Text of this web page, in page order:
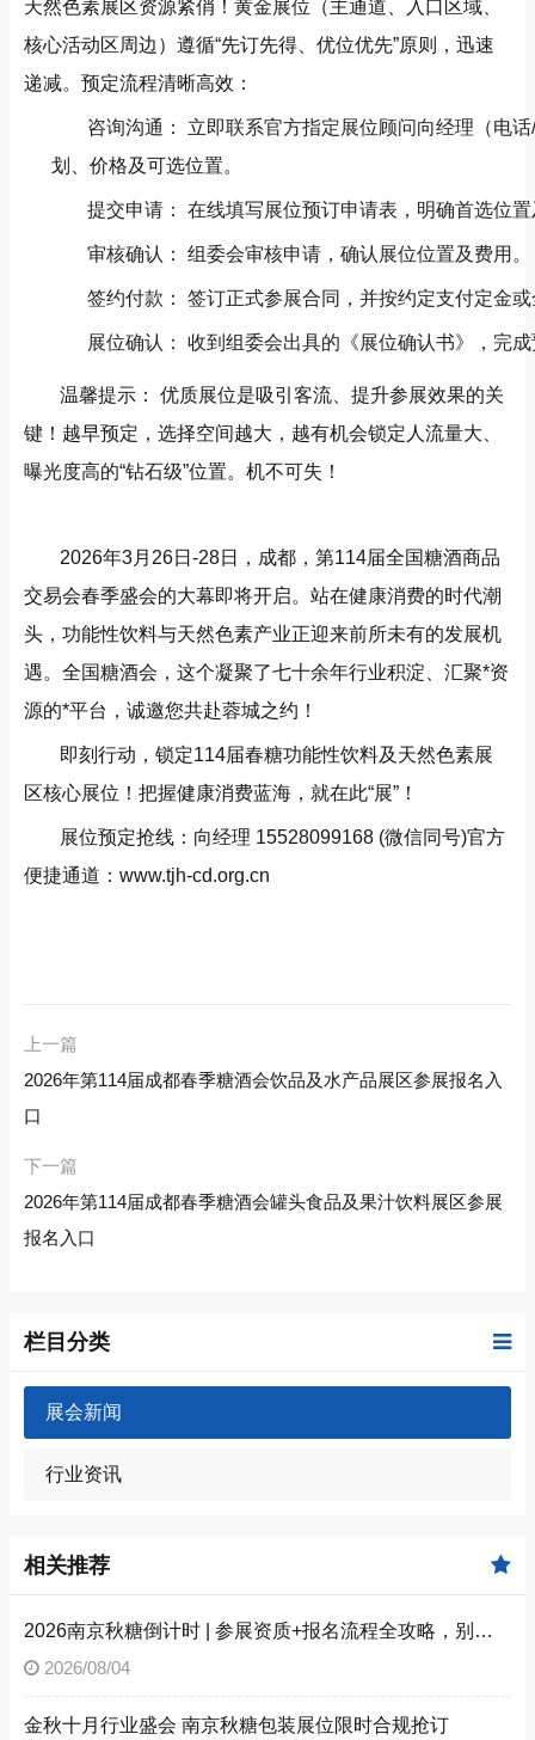
天然色素展区资源紧俏！黄金展位（主通道、入口区域、
核心活动区周边）遵循“先订先得、优位优先”原则，迅速
递减。预定流程清晰高效：
咨询沟通： 立即联系官方指定展位顾问向经理（电
划、价格及可选位置。
提交申请： 在线填写展位预订申请表，明确首选位
审核确认： 组委会审核申请，确认展位位置及费用。
签约付款： 签订正式参展合同，并按约定支付定金
展位确认： 收到组委会出具的《展位确认书》，完
温馨提示： 优质展位是吸引客流、提升参展效果的关
键！越早预定，选择空间越大，越有机会锁定人流量大、
曝光度高的“钻石级”位置。机不可失！
2026年3月26日-28日，成都，第114届全国糖酒商品
交易会春季盛会的大幕即将开启。站在健康消费的时代潮
头，功能性饮料与天然色素产业正迎来前所未有的发展机
遇。全国糖酒会，这个凝聚了七十余年行业积淀、汇聚*资
源的*平台，诚邀您共赴蓉城之约！
即刻行动，锁定114届春糖功能性饮料及天然色素展
区核心展位！把握健康消费蓝海，就在此“展”！
展位预定抢线：向经理 15528099168 (微信同号)官方
便捷通道： www.tjh-cd.org.cn
上一篇
2026年第114届成都春季糖酒会饮品及水产品展区参展报名入
口
下一篇
2026年第114届成都春季糖酒会罐头食品及果汁饮料展区参展
报名入口
栏目分类
展会新闻
行业资讯
相关推荐
2026南京秋糖倒计时 | 参展资质+报名流程全攻略，别因手续不全错失良机（附材料清单）
2026/08/04
金秋十月行业盛会 南京秋糖包装展位限时合规抢订